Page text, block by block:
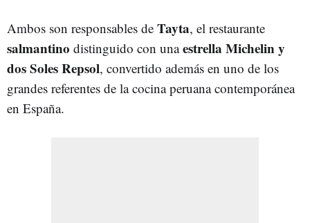
Ambos son responsables de Tayta, el restaurante
salmantino distinguido con unaestrella Michelin y
dos Soles Repsol, convertido además en uno de los
grandes referentes de la cocina peruana contemporánea
en España.